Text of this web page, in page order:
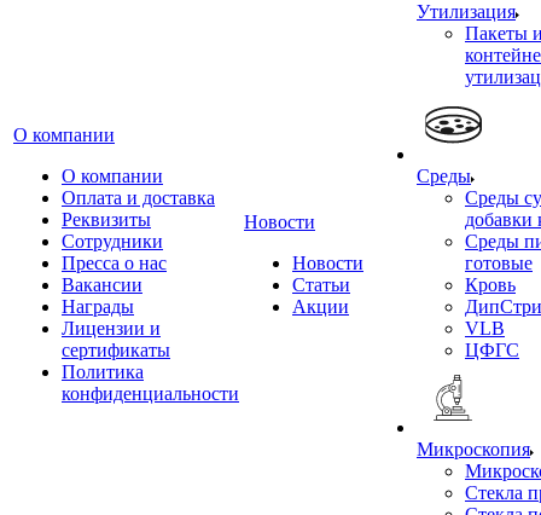
О компании
О компании
Оплата и доставка
Реквизиты
Сотрудники
Пресса о нас
Вакансии
Награды
Лицензии и
сертификаты
Политика
конфиденциальности
Новости
Новости
Статьи
Акции
Утилизация
Пакеты
Среды
Среды
добавки
Среды
готовые
Кровь
VLB
ЦФГС
Микроскопия
Стекла